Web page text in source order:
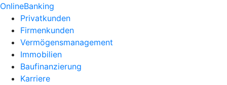
OnlineBanking
Privatkunden
Firmenkunden
Vermögensmanagement
Immobilien
Baufinanzierung
Karriere